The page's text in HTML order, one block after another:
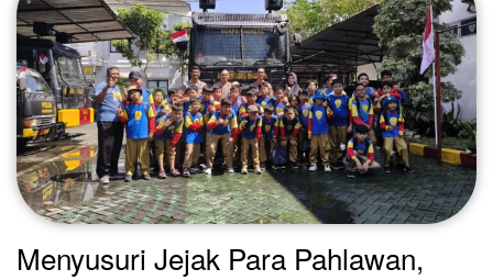
Menyusuri Jejak Para Pahlawan,